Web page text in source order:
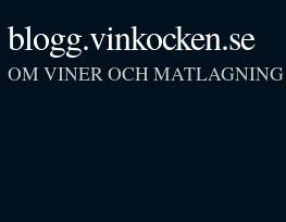
blogg.vinkocken.se
OM VINER OCH MATLAGNING